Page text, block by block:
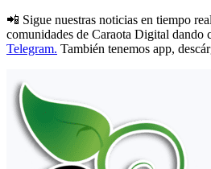
📲 Sigue nuestras noticias en tiempo
comunidades de Caraota Digital dando
Telegram. También tenemos app,